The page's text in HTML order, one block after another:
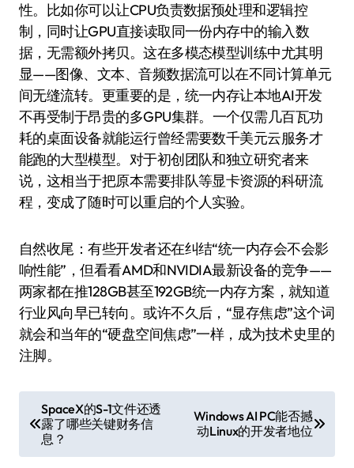
性。比如你可以让CPU负责数据预处理和逻辑控
制，同时让GPU直接读取同一份内存中的输入数
据，无需额外拷贝。这在多模态模型训练中尤其明
显——图像、文本、音频数据流可以在不同计算单元
间无缝流转。更重要的是，统一内存让本地AI开发
不再受制于昂贵的多GPU集群。一个仅需几百瓦功
耗的桌面设备就能运行曾经需要数千美元云服务才
能跑的大型模型。对于初创团队和独立研究者来
说，这相当于把原本需要排队等显卡资源的科研流
程，变成了随时可以重启的个人实验。
自然收尾：有些开发者还在纠结“统一内存会不会影
响性能”，但看看AMD和NVIDIA最新设备的竞争——
两家都在推128GB甚至192GB统一内存方案，就知道
行业风向早已转向。或许不久后，“显存焦虑”这个词
就会和当年的“硬盘空间焦虑”一样，成为技术史里的
注脚。
章
导
SpaceX的S-1文件还透
露了哪些关键财务信
息？
Windows AI PC能否撼
动Linux的开发者地位